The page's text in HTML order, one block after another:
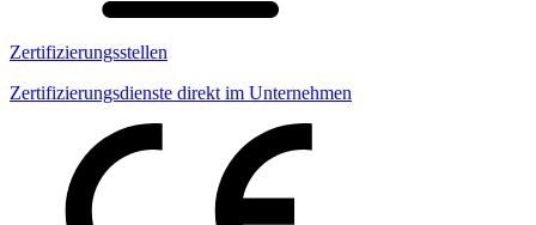
Zertifizierungsstellen
Zertifizierungsdienste direkt im Unternehmen